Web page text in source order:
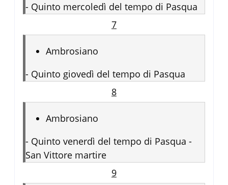
- Quinto mercoledì del tempo di Pasqua
7
Ambrosiano
- Quinto giovedì del tempo di Pasqua
8
Ambrosiano
- Quinto venerdì del tempo di Pasqua -
San Vittore martire
9